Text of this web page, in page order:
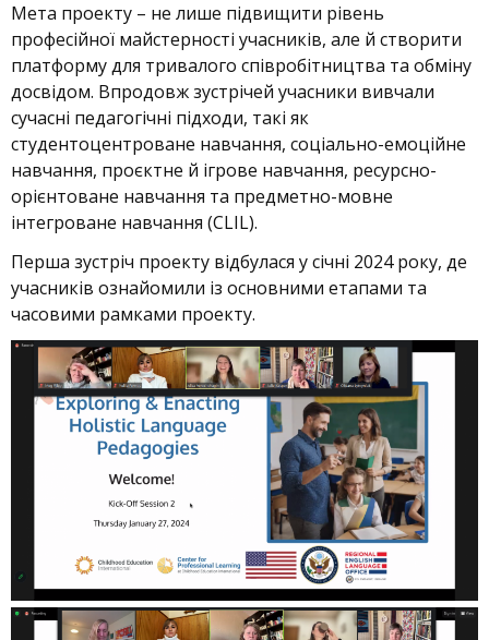
Мета проекту – не лише підвищити рівень
професійної майстерності учасників, але й створити
платформу для тривалого співробітництва та обміну
досвідом. Впродовж зустрічей учасники вивчали
сучасні педагогічні підходи, такі як
студентоцентроване навчання, соціально-емоційне
навчання, проєктне й ігрове навчання, ресурсно-
орієнтоване навчання та предметно-мовне
інтегроване навчання (CLIL).
Перша зустріч проекту відбулася у січні 2024 року, де
учасників ознайомили із основними етапами та
часовими рамками проекту.